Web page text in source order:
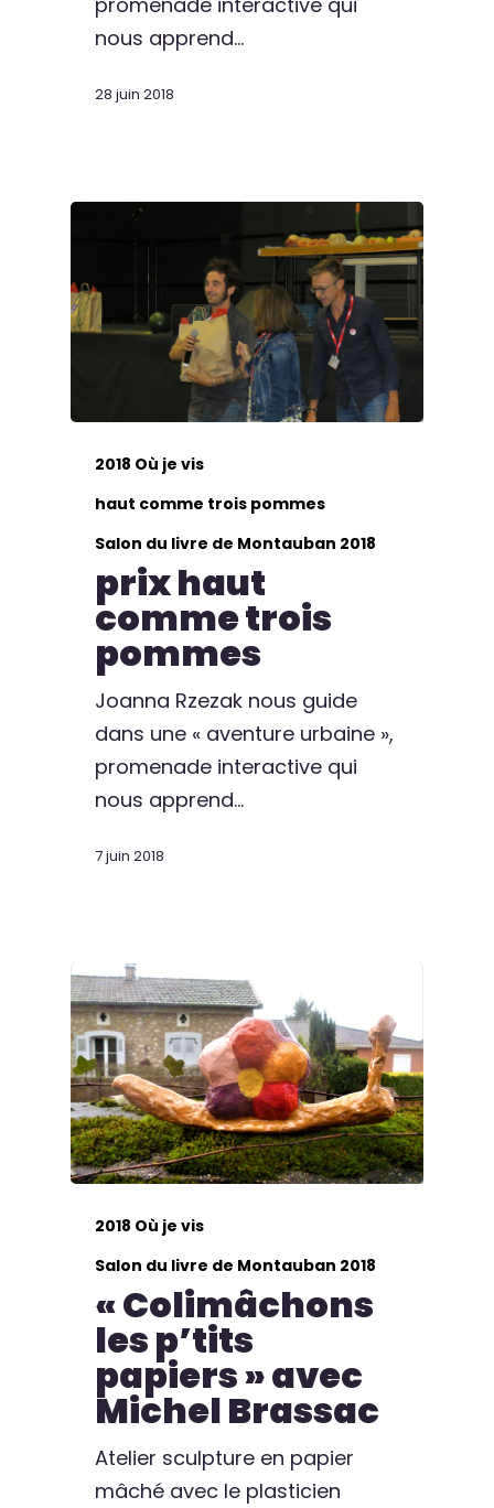
nous apprend…
28 juin 2018
2018 Où je vis
haut comme trois pommes
Salon du livre de Montauban 2018
prix haut
comme trois
pommes
Joanna Rzezak nous guide
dans une « aventure urbaine »,
promenade interactive qui
nous apprend…
7 juin 2018
2018 Où je vis
Salon du livre de Montauban 2018
« Colimâchons
les p’tits
papiers » avec
Michel Brassac
Atelier sculpture en papier
mâché avec le plasticien